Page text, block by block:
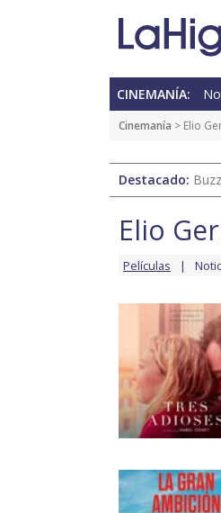
CINEMANÍA:
Cinemanía > Elio
Destacado:
Elio
Películas